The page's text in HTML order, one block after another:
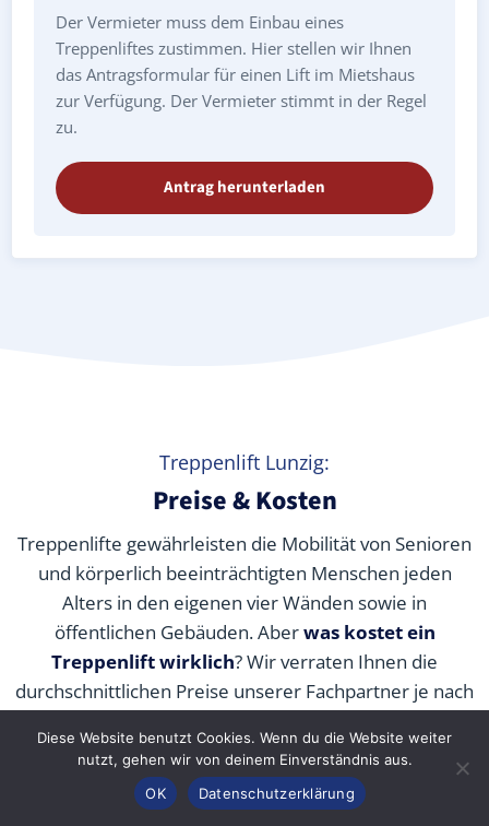
Der Vermieter muss dem Einbau eines
Treppenliftes zustimmen. Hier stellen wir Ihnen
das Antragsformular für einen Lift im Mietshaus
zur Verfügung. Der Vermieter stimmt in der Regel
zu.
Antrag herunterladen
Treppenlift Lunzig:
Preise & Kosten
Treppenlifte gewährleisten die Mobilität von Senioren
und körperlich beeinträchtigten Menschen jeden
Alters in den eigenen vier Wänden sowie in
öffentlichen Gebäuden. Aberwas kostet ein
Treppenlift wirklich? Wir verraten Ihnen die
durchschnittlichen Preise unserer Fachpartner je nach
Fördermittel und Alternativen senken können.
Interaktiver Kostenrechner:
Konfigurator
Diese Website benutzt Cookies. Wenn du die Website weiter
nutzt, gehen wir von deinem Einverständnis aus.
OK
Datenschutzerklärung